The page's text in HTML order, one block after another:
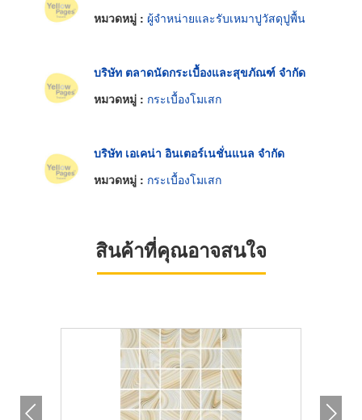
หมวดหมู่ : ผู้จำหน่ายและรับเหมาปูวัสดุปูพื้น
บริษัท ตลาดนัดกระเบื้องและสุขภัณฑ์ จำกัด
หมวดหมู่ : กระเบื้องโมเสก
บริษัท เอเคน่า อินเตอร์เนชั่นแนล จำกัด
หมวดหมู่ : กระเบื้องโมเสก
สินค้าที่คุณอาจสนใจ